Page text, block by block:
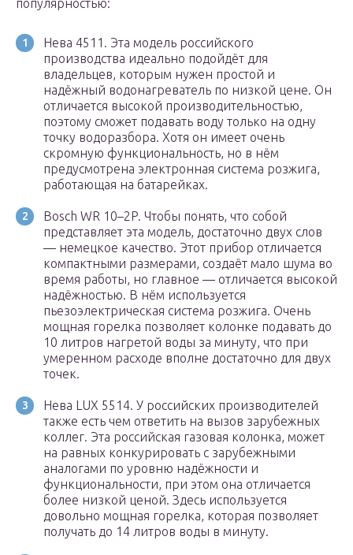
популярностью:
Нева 4511. Эта модель российского
производства идеально подойдёт для
владельцев, которым нужен простой и
надёжный водонагреватель по низкой цене. Он
отличается высокой производительностью,
поэтому сможет подавать воду только на одну
точку водоразбора. Хотя он имеет очень
скромную функциональность, но в нём
предусмотрена электронная система розжига,
работающая на батарейках.
Bosch WR 10–2P. Чтобы понять, что собой
представляет эта модель, достаточно двух слов
— немецкое качество. Этот прибор отличается
компактными размерами, создаёт мало шума во
время работы, но главное — отличается высокой
надёжностью. В нём используется
пьезоэлектрическая система розжига. Очень
мощная горелка позволяет колонке подавать до
10 литров нагретой воды за минуту, что при
умеренном расходе вполне достаточно для двух
точек.
Нева LUX 5514. У российских производителей
также есть чем ответить на вызов зарубежных
коллег. Эта российская газовая колонка, может
на равных конкурировать с зарубежными
аналогами по уровню надёжности и
функциональности, при этом она отличается
более низкой ценой. Здесь используется
довольно мощная горелка, которая позволяет
получать до 14 литров воды в минуту.